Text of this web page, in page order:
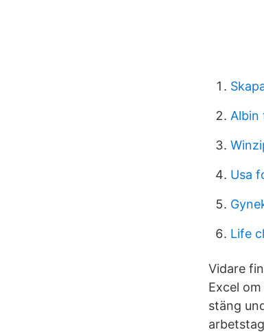
Albin
Usa
Life
Vidare
Excel
stäng